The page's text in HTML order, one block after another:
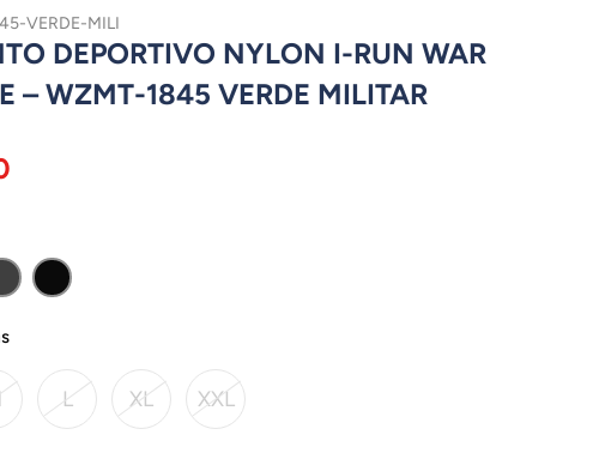
VERDE-MILI
DEPORTIVO NYLON I-RUN WAR
– WZMT-1845 VERDE MILITAR
L XL XXL